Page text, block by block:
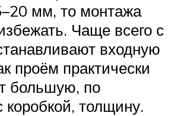
мм, то монтажа
Чаще всего с
входную
проём практически
большую, по
толщину.